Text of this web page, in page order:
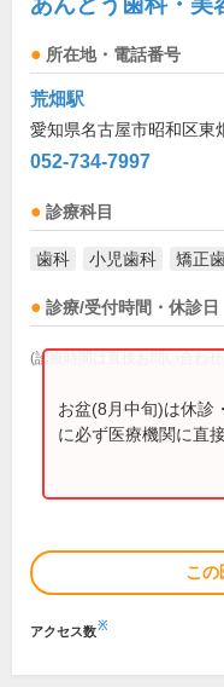
所在地・電話番号
荒畑駅
愛知県名古屋市昭和区東
052-734-7997
診療科目
歯科 小児歯科 矯正
診療/受付時間・休診日
(診療時間は直接お問い合わせ
お盆(8月中旬)は休診
に必ず医療機関に直
この
アクセス数※